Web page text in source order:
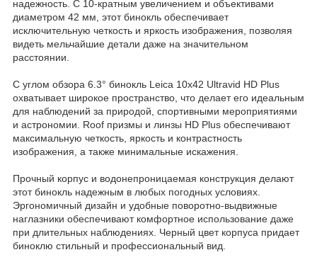
надежность. С 10-кратным увеличением и объективами
диаметром 42 мм, этот бинокль обеспечивает
исключительную четкость и яркость изображения, позволяя
видеть мельчайшие детали даже на значительном
расстоянии.
С углом обзора 6.3° бинокль Leica 10x42 Ultravid HD Plus
охватывает широкое пространство, что делает его идеальным
для наблюдений за природой, спортивными мероприятиями
и астрономии. Roof призмы и линзы HD Plus обеспечивают
максимальную четкость, яркость и контрастность
изображения, а также минимальные искажения.
Прочный корпус и водонепроницаемая конструкция делают
этот бинокль надежным в любых погодных условиях.
Эргономичный дизайн и удобные поворотно-выдвижные
наглазники обеспечивают комфортное использование даже
при длительных наблюдениях. Черный цвет корпуса придает
биноклю стильный и профессиональный вид.